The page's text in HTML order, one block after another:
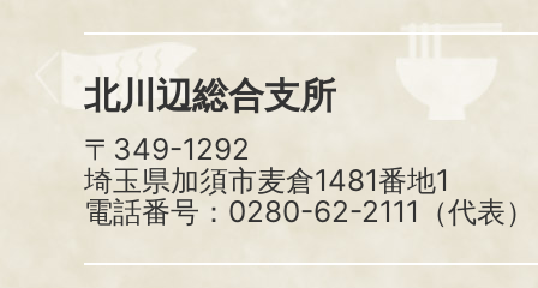
北川辺総合支所
〒349-1292
埼玉県加須市麦倉1481番地1
電話番号：0280-62-2111（代表）